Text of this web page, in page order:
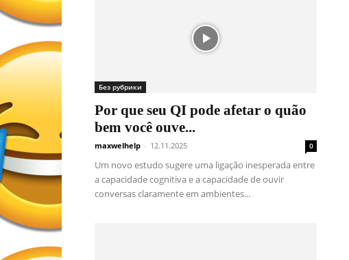
Без рубрики
Por que seu QI pode afetar o quão
bem você ouve...
maxwelhelp - 12.11.2025 0
Um novo estudo sugere uma ligação inesperada entre
a capacidade cognitiva e a capacidade de ouvir
conversas claramente em ambientes...